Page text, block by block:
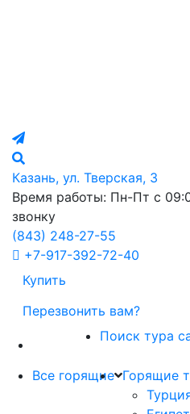
Казань, ул. Тверская, 3
Время работы: Пн-Пт с
звонку
(843) 248-27-55
+7-917-392-72-40
Купить
Перезвонить вам?
Поиск тура
Все горящие Горящие